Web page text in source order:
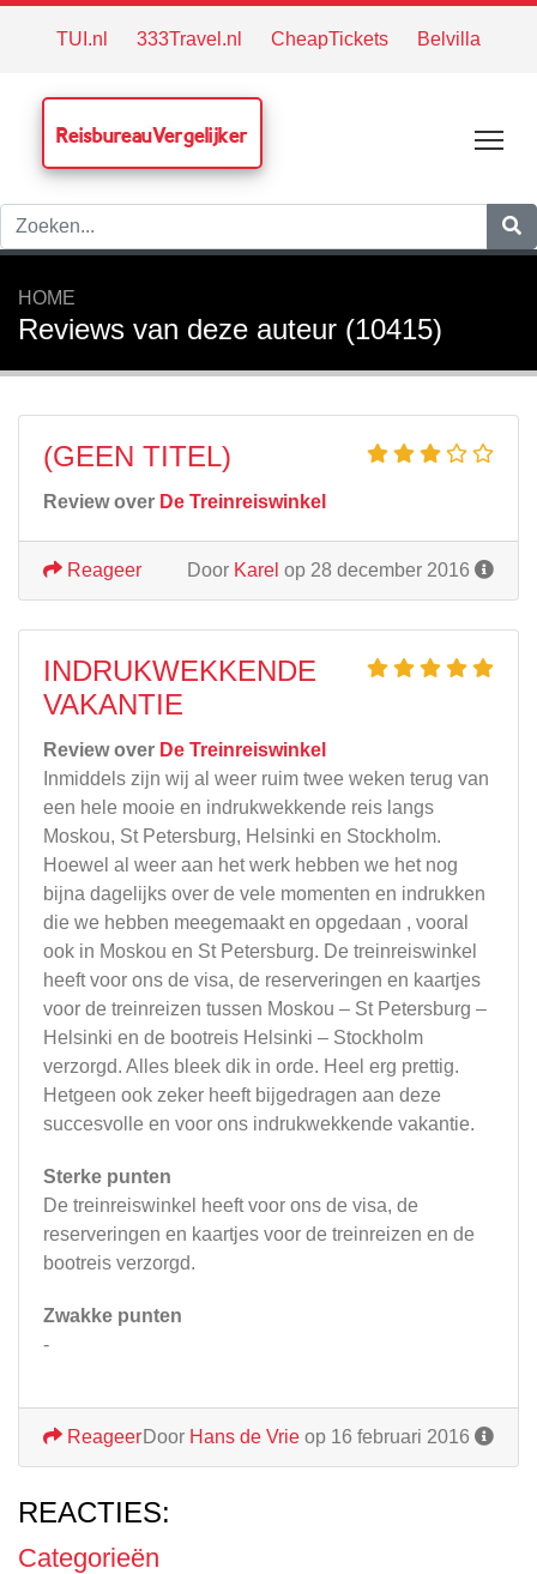
TUI.nl 333Travel.nl CheapTickets Belvilla
ReisbureauVergelijker
HOME
Reviews van deze auteur (10415)
Categorieën
(GEEN TITEL)
Review over De Treinreiswinkel
Door Karel op 28 december 2016
Reageer
INDRUKWEKKENDE
VAKANTIE
Review over De Treinreiswinkel
Inmiddels zijn wij al weer ruim twee weken terug van
een hele mooie en indrukwekkende reis langs
Moskou, St Petersburg, Helsinki en Stockholm.
Hoewel al weer aan het werk hebben we het nog
bijna dagelijks over de vele momenten en indrukken
die we hebben meegemaakt en opgedaan , vooral
ook in Moskou en St Petersburg. De treinreiswinkel
heeft voor ons de visa, de reserveringen en kaartjes
voor de treinreizen tussen Moskou – St Petersburg –
Helsinki en de bootreis Helsinki – Stockholm
verzorgd. Alles bleek dik in orde. Heel erg prettig.
Hetgeen ook zeker heeft bijgedragen aan deze
succesvolle en voor ons indrukwekkende vakantie.
Sterke punten
De treinreiswinkel heeft voor ons de visa, de
reserveringen en kaartjes voor de treinreizen en de
bootreis verzorgd.
Zwakke punten
-
Door Hans de Vrie op 16 februari 2016
Reageer
REACTIES: